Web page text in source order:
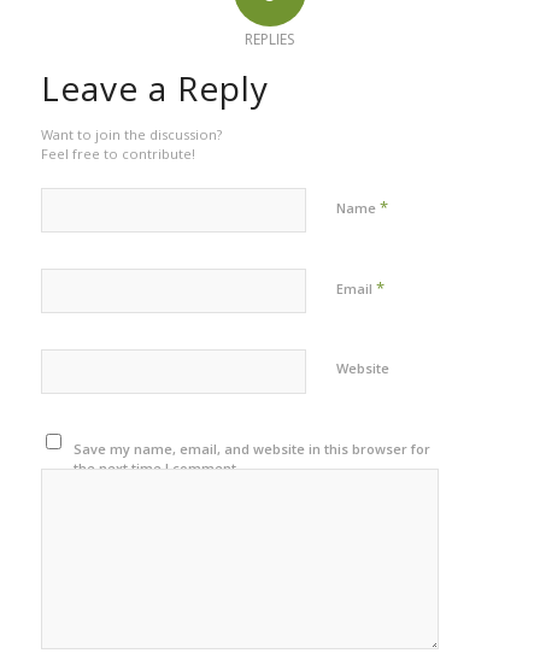
REPLIES
Leave a Reply
Want to join the discussion?
Feel free to contribute!
Name *
Email *
Website
Save my name, email, and website in this browser for
the next time I comment.